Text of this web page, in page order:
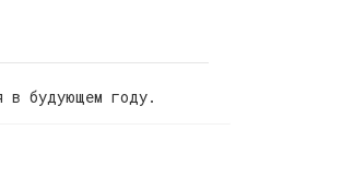
в будующем году.